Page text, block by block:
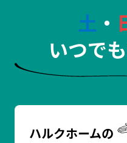
土 ・
いつで
ハルクホームの